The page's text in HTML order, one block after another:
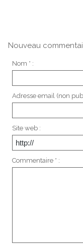
Nouveau
Nom * :
Adresse email (non
Site web :
Commentaire * :